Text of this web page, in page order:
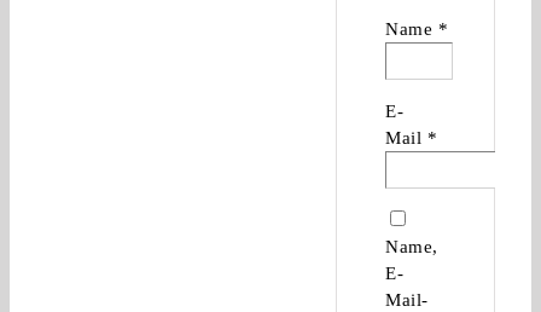
Name *
E-
Mail *
Name,
E-
Mail-